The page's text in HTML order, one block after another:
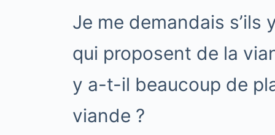
Je me demandais
qui proposent de la
y a-t-il beaucoup de
viande ?